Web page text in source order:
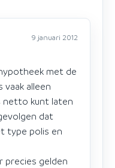
9 januari 2012
met de
vaak alleen
netto kunt laten
dat
type polis en
precies gelden